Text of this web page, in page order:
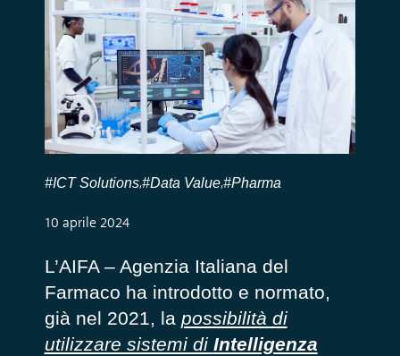
#ICT Solutions,#Data Value,#Pharma
10 aprile 2024
L’AIFA – Agenzia Italiana del
Farmaco ha introdotto e normato,
già nel 2021, la possibilità di
utilizzare sistemi di Intelligenza